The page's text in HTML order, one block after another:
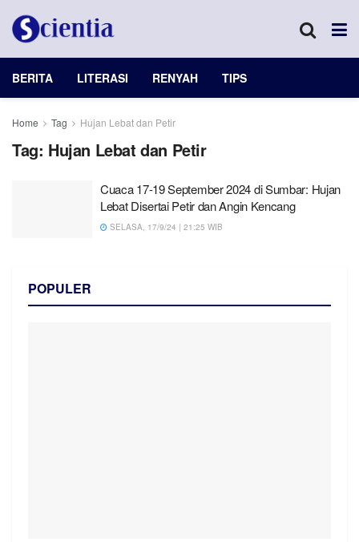
BERITA LITERASI RENYAH TIPS
Home Tag Hujan Lebat dan Petir
Tag: Hujan Lebat dan Petir
Cuaca 17-19 September 2024 di Sumbar: Hujan
Lebat Disertai Petir dan Angin Kencang
SELASA, 17/9/24 | 21:25 WIB
POPULER